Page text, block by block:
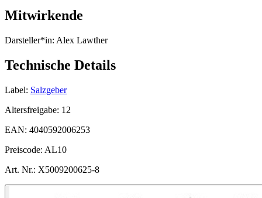
Mitwirkende
Darsteller*in: Alex Lawther
Technische Details
Label: Salzgeber
Altersfreigabe: 12
EAN: 4040592006253
Preiscode: AL10
Art. Nr.: X5009200625-8